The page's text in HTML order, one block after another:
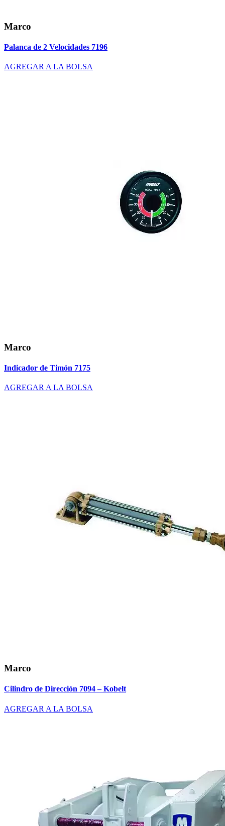
Marco
Palanca de 2 Velocidades 7196
AGREGAR A LA BOLSA
Marco
Indicador de Timón 7175
AGREGAR A LA BOLSA
Marco
Cilindro de Dirección 7094 – Kobelt
AGREGAR A LA BOLSA